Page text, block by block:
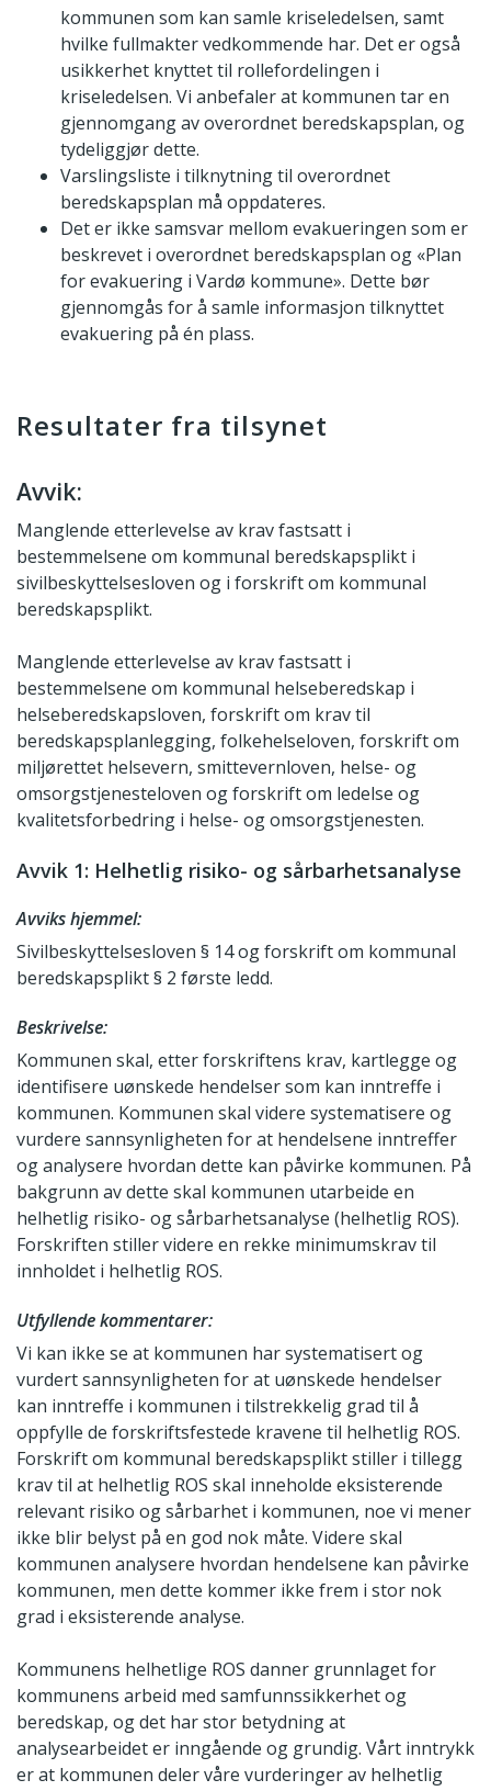
kommunen som kan samle kriseledelsen, samt
hvilke fullmakter vedkommende har. Det er også
usikkerhet knyttet til rollefordelingen i
kriseledelsen. Vi anbefaler at kommunen tar en
gjennomgang av overordnet beredskapsplan, og
tydeliggjør dette.
Varslingsliste i tilknytning til overordnet
beredskapsplan må oppdateres.
Det er ikke samsvar mellom evakueringen som er
beskrevet i overordnet beredskapsplan og «Plan
for evakuering i Vardø kommune». Dette bør
gjennomgås for å samle informasjon tilknyttet
evakuering på én plass.
Resultater fra tilsynet
Avvik:
Manglende etterlevelse av krav fastsatt i
bestemmelsene om kommunal beredskapsplikt i
sivilbeskyttelsesloven og i forskrift om kommunal
beredskapsplikt.
Manglende etterlevelse av krav fastsatt i
bestemmelsene om kommunal helseberedskap i
helseberedskapsloven, forskrift om krav til
beredskapsplanlegging, folkehelseloven, forskrift om
miljørettet helsevern, smittevernloven, helse- og
omsorgstjenesteloven og forskrift om ledelse og
kvalitetsforbedring i helse- og omsorgstjenesten.
Avvik 1: Helhetlig risiko- og sårbarhetsanalyse
Avviks hjemmel:
Sivilbeskyttelsesloven § 14 og forskrift om kommunal
beredskapsplikt § 2 første ledd.
Beskrivelse:
Kommunen skal, etter forskriftens krav, kartlegge og
identifisere uønskede hendelser som kan inntreffe i
kommunen. Kommunen skal videre systematisere og
vurdere sannsynligheten for at hendelsene inntreffer
og analysere hvordan dette kan påvirke kommunen. På
bakgrunn av dette skal kommunen utarbeide en
helhetlig risiko- og sårbarhetsanalyse (helhetlig ROS).
Forskriften stiller videre en rekke minimumskrav til
innholdet i helhetlig ROS.
Utfyllende kommentarer:
Vi kan ikke se at kommunen har systematisert og
vurdert sannsynligheten for at uønskede hendelser
kan inntreffe i kommunen i tilstrekkelig grad til å
oppfylle de forskriftsfestede kravene til helhetlig ROS.
Forskrift om kommunal beredskapsplikt stiller i tillegg
krav til at helhetlig ROS skal inneholde eksisterende
relevant risiko og sårbarhet i kommunen, noe vi mener
ikke blir belyst på en god nok måte. Videre skal
kommunen analysere hvordan hendelsene kan påvirke
kommunen, men dette kommer ikke frem i stor nok
grad i eksisterende analyse.
Kommunens helhetlige ROS danner grunnlaget for
kommunens arbeid med samfunnssikkerhet og
beredskap, og det har stor betydning at
analysearbeidet er inngående og grundig. Vårt inntrykk
er at kommunen deler våre vurderinger av helhetlig